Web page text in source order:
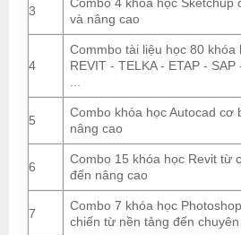
3
và nâng cao
4
Commbo tài liệu học 80 khóa
REVIT - TELKA - ETAP - SAP
5
Combo khóa học Autocad cơ
nâng cao
6
Combo 15 khóa học Revit từ
đến nâng cao
7
Combo 7 khóa học
chiến từ nền tảng đến chuyên